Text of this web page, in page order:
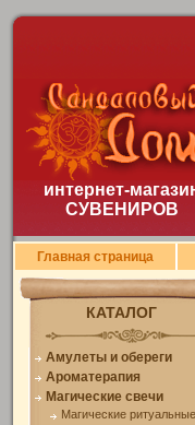
интернет-
СУВЕНИРОВ
Главная страница
КАТАЛОГ
Амулеты и обереги
Ароматерапия
Магические свечи
Магические ритуальные